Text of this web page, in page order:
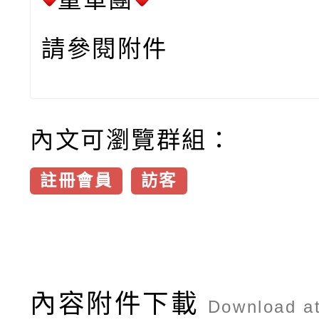
請參閱附件
內文可瀏覽群組：
註冊會員 訪客
內容附件下載 Download